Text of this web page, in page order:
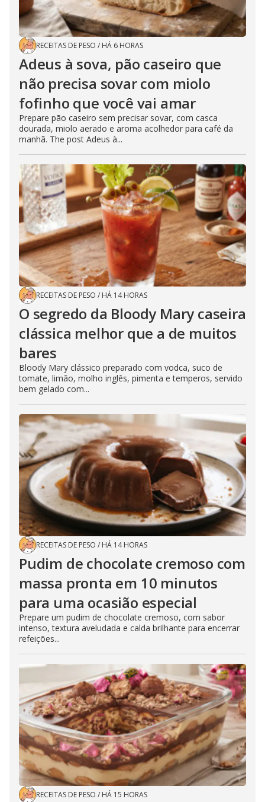
RECEITAS DE PESO / HÁ 6 HORAS
Adeus à sova, pão caseiro que
não precisa sovar com miolo
fofinho que você vai amar
Prepare pão caseiro sem precisar sovar, com casca
dourada, miolo aerado e aroma acolhedor para café da
manhã. The post Adeus à...
RECEITAS DE PESO / HÁ 14 HORAS
O segredo da Bloody Mary caseira
clássica melhor que a de muitos
bares
Bloody Mary clássico preparado com vodca, suco de
tomate, limão, molho inglês, pimenta e temperos, servido
bem gelado com...
RECEITAS DE PESO / HÁ 14 HORAS
Pudim de chocolate cremoso com
massa pronta em 10 minutos
para uma ocasião especial
Prepare um pudim de chocolate cremoso, com sabor
intenso, textura aveludada e calda brilhante para encerrar
refeições...
RECEITAS DE PESO / HÁ 15 HORAS